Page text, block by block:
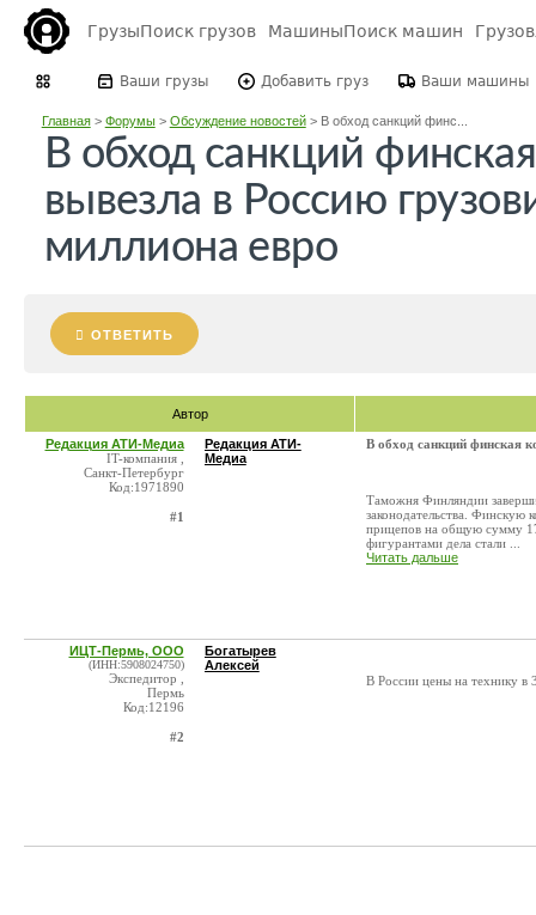
ГрузыПоиск грузов МашиныПоиск машин
Ваши грузы Добавить груз Ваши машины
Главная> Форумы> Обсуждение новостей> В обход санкций финс...
В обход санкций
вывезла в Россию
миллиона евро
ОТВЕТИТЬ
Автор
Редакция АТИ-Медиа
IT-компания ,
Санкт-Петербург
Код:1971890
#1
Редакция АТИ-
Медиа
В обход санкций финская
Таможня Финляндии
законодательства. Финскую
прицепов на общую сумму
фигурантами дела стали ...
Читать дальше
ИЦТ-Пермь, ООО
(ИНН:5908024750)
Экспедитор ,
Пермь
Код:12196
#2
Богатырев
Алексей
В России цены на технику в